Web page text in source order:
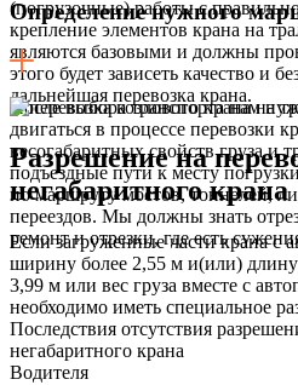
(погрузочные) работы с
крепление элементов крана на
являются базовыми и должны
этого будет зависеть качество и
дальнейшая перевозка крана.
Определение нужного
После выбора транспорта нам
двигаться в процессе перевозки
весогабаритных свойств груза и
подъездные пути к месту
по маршруту мостов, тоннелей,
переездов. Мы должны знать
ремонт и отрезки, где есть
Разрешение на
негабаритного крана
Если загруженные части крана с
ширину более 2,55 м и(или)
3,99 м или вес груза вместе с
необходимо иметь специальное
Последствия отсутствия
негабаритного крана
Водителя